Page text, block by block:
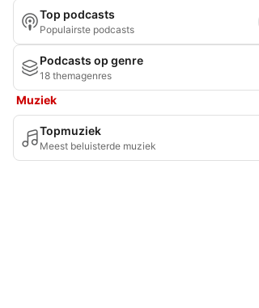
Top podcasts
Populairste podcasts
Podcasts op genre
18 themagenres
Muziek
Topmuziek
Meest beluisterde muziek